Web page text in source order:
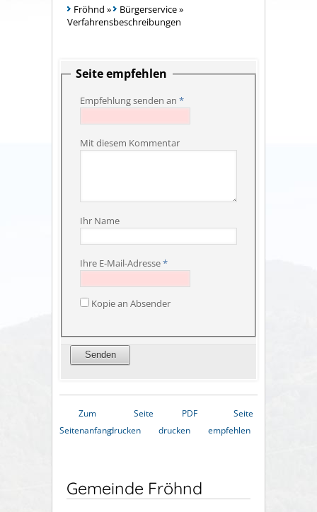
Fröhnd » Bürgerservice»
Verfahrensbeschreibungen
Seite empfehlen
Empfehlung senden an *
Mit diesem Kommentar
Ihr Name
Ihre E-Mail-Adresse*
Kopie an Absender
Zum
Seitenanfang
Seite
drucken
PDF
drucken
Seite
empfehlen
Gemeinde Fröhnd